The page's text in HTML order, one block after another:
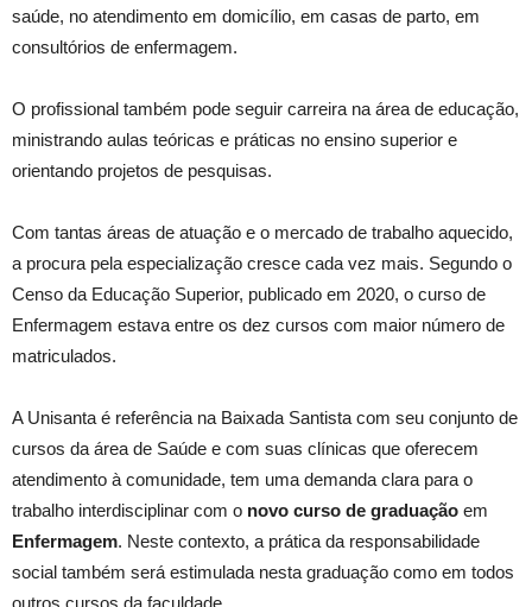
saúde, no atendimento em domicílio, em casas de parto, em
consultórios de enfermagem.
O profissional também pode seguir carreira na área de educação,
ministrando aulas teóricas e práticas no ensino superior e
orientando projetos de pesquisas.
Com tantas áreas de atuação e o mercado de trabalho aquecido,
a procura pela especialização cresce cada vez mais. Segundo o
Censo da Educação Superior, publicado em 2020, o curso de
Enfermagem estava entre os dez cursos com maior número de
matriculados.
A Unisanta é referência na Baixada Santista com seu conjunto de
cursos da área de Saúde e com suas clínicas que oferecem
atendimento à comunidade, tem uma demanda clara para o
trabalho interdisciplinar com o novo curso de graduação em
Enfermagem. Neste contexto, a prática da responsabilidade
social também será estimulada nesta graduação como em todos
outros cursos da faculdade.